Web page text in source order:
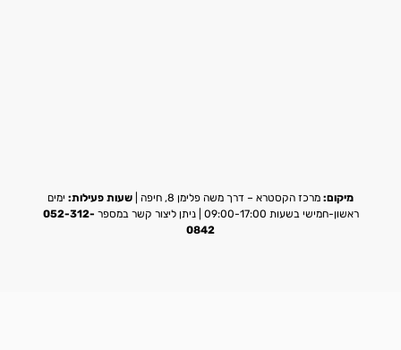
מיקום: מרכז הקסטרא – דרך משה פלימן 8, חיפה | שעות פעילות: ימים
ראשון-חמישי בשעות 09:00-17:00 | ניתן ליצור קשר במספר
052-312-
0842